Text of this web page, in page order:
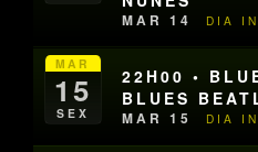
MAR 14 DIA
MAR
15
SEX
22H00 •
BLUES
MAR 15 DIA